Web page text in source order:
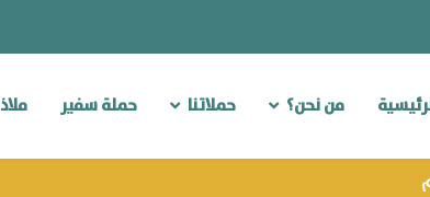
من نحن؟ حملاتنا حملة سفير ملاذ